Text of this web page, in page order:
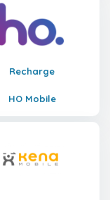
Recharge
HO Mobile